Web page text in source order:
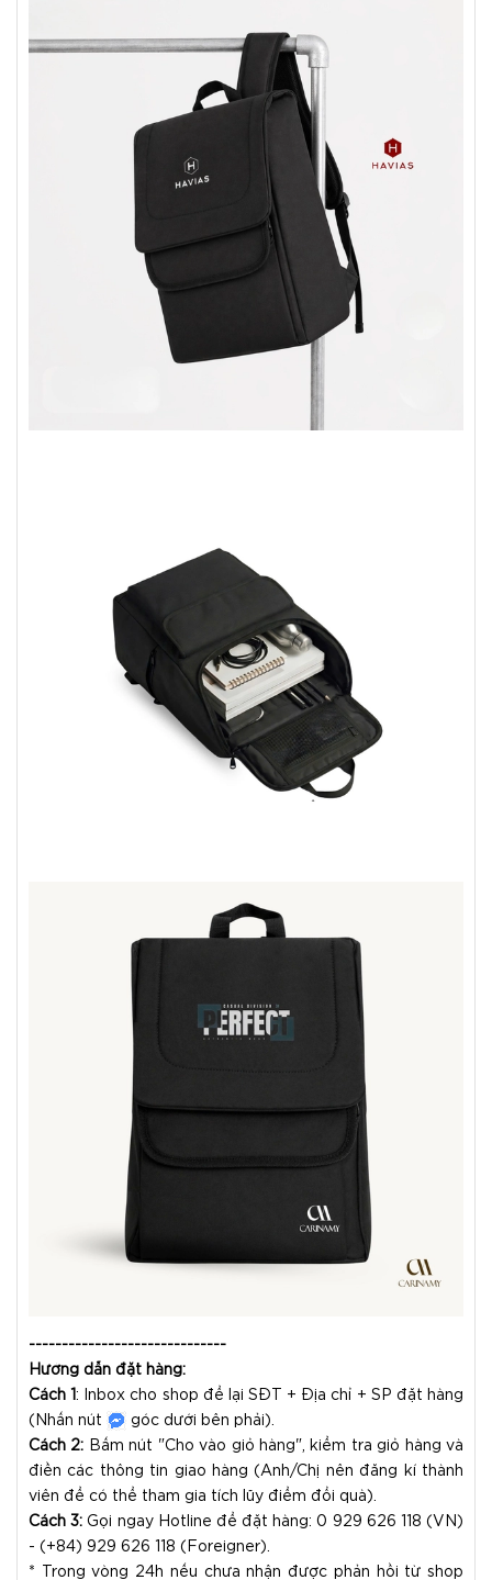
------------------------------
Hướng dẫn đặt hàng:
Cách 1: Inbox cho shop để lại SĐT + Địa chỉ + SP đặt hàng
(Nhấn nút
góc dưới bên phải).
Cách 2: Bấm nút "Cho vào giỏ hàng", kiểm tra giỏ hàng và
điền các thông tin giao hàng (Anh/Chị nên đăng kí thành
viên để có thể tham gia tích lũy điểm đổi quà).
Cách 3: Gọi ngay Hotline để đặt hàng: 0 929 626 118 (VN)
- (+84) 929 626 118 (Foreigner).
* Trong vòng 24h nếu chưa nhận được phản hồi từ shop